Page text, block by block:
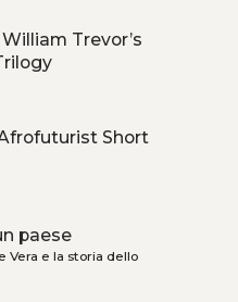
Trevor’s
Short
paese
Vera e la storia dello